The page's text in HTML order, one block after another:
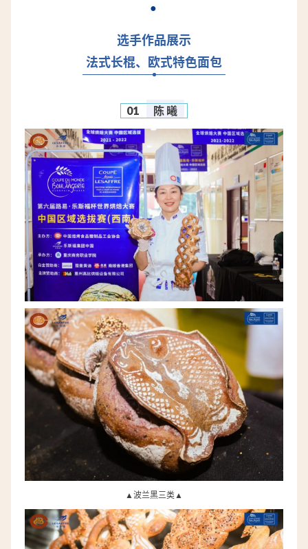
●
选手作品展示
法式长棍、欧式特色面包
01 陈 曦
▲ 波兰黑三类▲